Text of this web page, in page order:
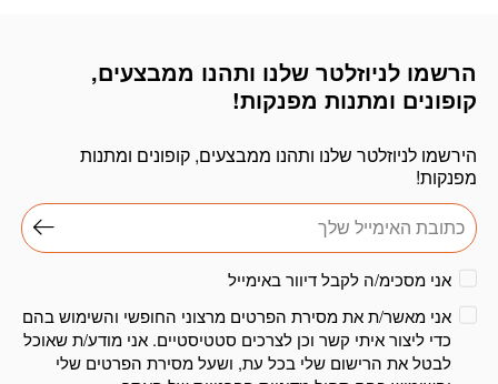
הרשמו לניוזלטר שלנו ותהנו ממבצעים,
קופונים ומתנות מפנקות!
הירשמו לניוזלטר שלנו ותהנו ממבצעים, קופונים ומתנות
מפנקות!
דוא׳׳ל
אני מסכימ/ה לקבל דיוור באימייל
אני מאשר/ת את מסירת הפרטים מרצוני החופשי והשימוש בהם
כדי ליצור איתי קשר וכן לצרכים סטטיסטיים. אני מודע/ת שאוכל
לבטל את הרישום שלי בכל עת, ושעל מסירת הפרטים שלי